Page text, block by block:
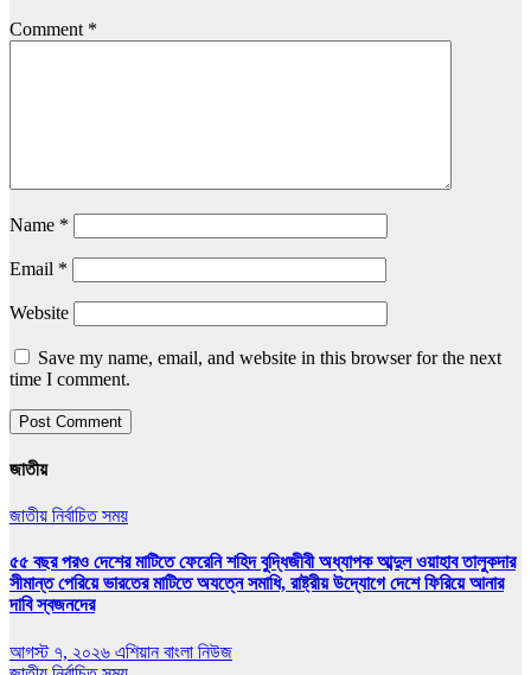
Comment *
Name *
Email *
Website
Save my name, email, and website in this browser for the next
time I comment.
জাতীয়
জাতীয় নির্বাচিত সময়
৫৫ বছর পরও দেশের মাটিতে ফেরেনি শহিদ বুদ্ধিজীবী অধ্যাপক আব্দুল ওয়াহাব তালুকদার
সীমান্ত পেরিয়ে ভারতের মাটিতে অযত্নে সমাধি, রাষ্ট্রীয় উদ্যোগে দেশে ফিরিয়ে আনার
দাবি স্বজনদের
আগস্ট ৭, ২০২৬ এশিয়ান বাংলা নিউজ